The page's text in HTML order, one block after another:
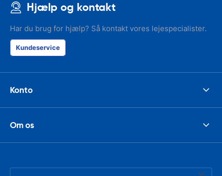
Hjælp og kontakt
Har du brug for hjælp? Så kontakt vores lejespecialister.
Kundeservice
Konto
Om os